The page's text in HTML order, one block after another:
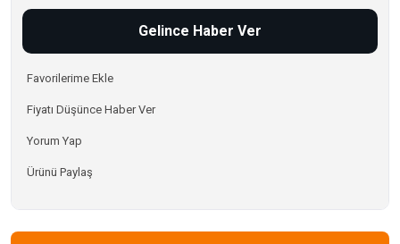
Gelince Haber Ver
Fiyatı Düşünce Haber Ver
Yorum Yap
Ürünü Paylaş